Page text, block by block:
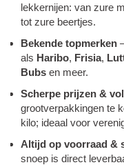
lekkernijen: van zure
tot zure beertjes.
Bekende topmerken
als Haribo, Frisia,
Bubs en meer.
Scherpe prijzen &
grootverpakkingen te
kilo; ideaal voor
Altijd op voorraad &
snoep is direct